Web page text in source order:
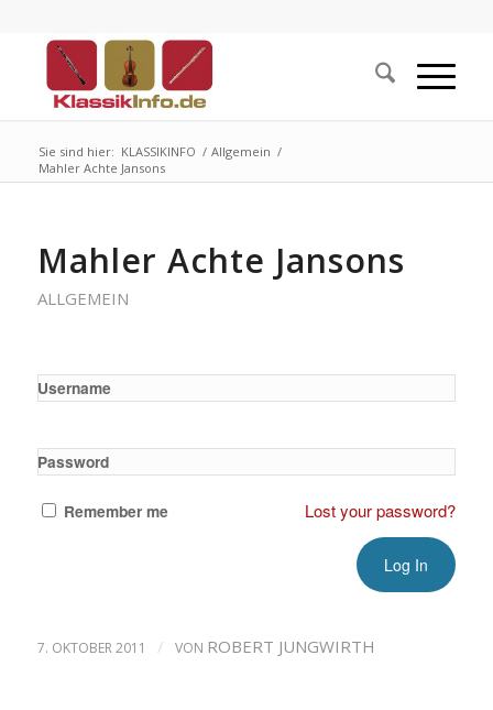
Sie sind hier: KLASSIKINFO / Allgemein /
Mahler Achte Jansons
Mahler Achte Jansons
ALLGEMEIN
Username
Password
Remember me Lost your password?
7. OKTOBER 2011 / VON ROBERT JUNGWIRTH